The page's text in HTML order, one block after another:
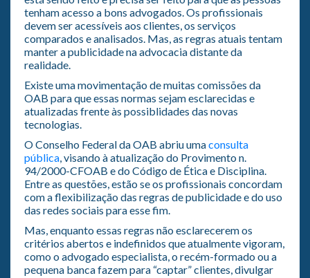
tenham acesso a bons advogados. Os profissionais
devem ser acessíveis aos clientes, os serviços
comparados e analisados. Mas, as regras atuais tentam
manter a publicidade na advocacia distante da
realidade.
Existe uma movimentação de muitas comissões da
OAB para que essas normas sejam esclarecidas e
atualizadas frente às possiblidades das novas
tecnologias.
O Conselho Federal da OAB abriu umaconsulta
pública, visando à atualização do Provimento n.
94/2000-CFOAB e do Código de Ética e Disciplina.
Entre as questões, estão se os profissionais concordam
com a flexibilização das regras de publicidade e do uso
das redes sociais para esse fim.
Mas, enquanto essas regras não esclarecerem os
critérios abertos e indefinidos que atualmente vigoram,
como o advogado especialista, o recém-formado ou a
pequena banca fazem para “captar” clientes, divulgar